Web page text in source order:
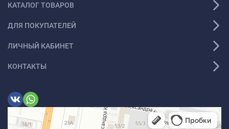
КАТАЛОГ ТОВАРОВ
ДЛЯ ПОКУПАТЕЛЕЙ
ЛИЧНЫЙ КАБИНЕТ
КОНТАКТЫ